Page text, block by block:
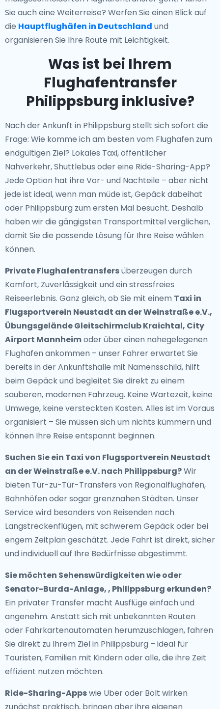
Sie auch eine Weiterreise? Werfen Sie einen Blick auf
die Hauptflughäfen in Deutschland und
organisieren Sie Ihre Route mit Leichtigkeit.
Was ist bei Ihrem
Flughafentransfer
Philippsburg inklusive?
Nach der Ankunft in Philippsburg stellt sich sofort die
Frage: Wie komme ich am besten vom Flughafen zum
endgültigen Ziel? Lokales Taxi, öffentlicher
Nahverkehr, Shuttlebus oder eine Ride-Sharing-App?
Jede Option hat ihre Vor- und Nachteile – aber nicht
jede ist ideal, wenn man müde ist, Gepäck dabeihat
oder Philippsburg zum ersten Mal besucht. Deshalb
haben wir die gängigsten Transportmittel verglichen,
damit Sie die passende Lösung für Ihre Reise wählen
können.
Private Flughafentransfersüberzeugen durch
Komfort, Zuverlässigkeit und ein stressfreies
Reiseerlebnis. Ganz gleich, ob Sie mit einem Taxi in
Flugsportverein Neustadt an der Weinstraße e.V.,
Übungsgelände Gleitschirmclub Kraichtal, City
Airport Mannheimoder über einen nahegelegenen
Flughafen ankommen – unser Fahrer erwartet Sie
bereits in der Ankunftshalle mit Namensschild, hilft
beim Gepäck und begleitet Sie direkt zu einem
sauberen, modernen Fahrzeug. Keine Wartezeit, keine
Umwege, keine versteckten Kosten. Alles ist im Voraus
organisiert – Sie müssen sich um nichts kümmern und
können Ihre Reise entspannt beginnen.
Suchen Sie ein Taxi von Flugsportverein Neustadt
an der Weinstraße e.V. nach Philippsburg?Wir
bieten Tür-zu-Tür-Transfers von Regionalflughäfen,
Bahnhöfen oder sogar grenznahen Städten. Unser
Service wird besonders von Reisenden nach
Langstreckenflügen, mit schwerem Gepäck oder bei
engem Zeitplan geschätzt. Jede Fahrt ist direkt, sicher
und individuell auf Ihre Bedürfnisse abgestimmt.
Sie möchten Sehenswürdigkeiten wie oder
Senator-Burda-Anlage, , Philippsburg erkunden?
Ein privater Transfer macht Ausflüge einfach und
angenehm. Anstatt sich mit unbekannten Routen
oder Fahrkartenautomaten herumzuschlagen, fahren
Sie direkt zu Ihrem Ziel in Philippsburg – ideal für
Touristen, Familien mit Kindern oder alle, die ihre Zeit
effizient nutzen möchten.
Ride-Sharing-Appswie Uber oder Bolt wirken